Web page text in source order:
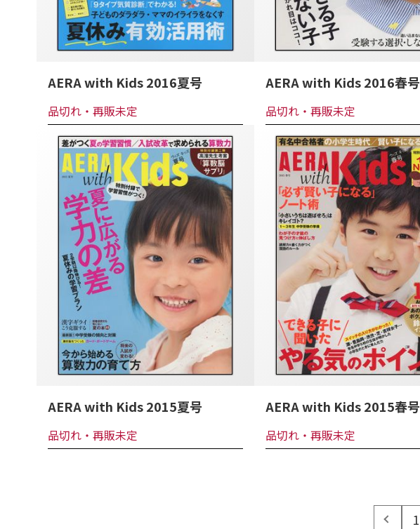
AERA with Kids 2016夏号
品切れ・再販未定
AERA with Kids 2016春号
品切れ・再販未定
AERA with Kids 2015夏号
品切れ・再販未定
AERA with Kids 2015春号
品切れ・再販未定
prev 1